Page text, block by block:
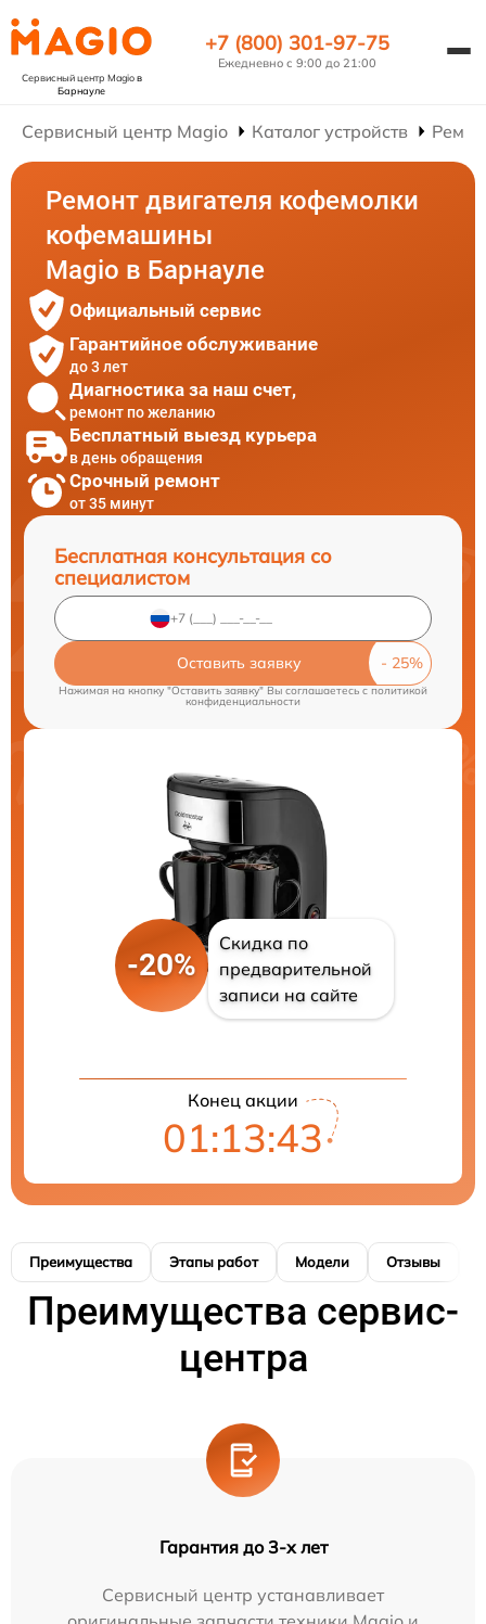
Сервисный центр Magioв
Барнауле
+7 (800) 301-97-75
Ежедневно с 9:00 до 21:00
Сервисный центр Magio Каталог устройств
Ремонт двигателя кофемолки
кофемашины
Magio в Барнауле
Официальный сервис
Гарантийное обслуживание
до 3 лет
Диагностика за наш счет,
ремонт по желанию
Бесплатный выезд курьера
в день обращения
Срочный ремонт
от 35 минут
Бесплатная консультация со
специалистом
Оставить заявку
Нажимая на кнопку "Оставить заявку" Вы соглашаетесь cполитикой
конфиденциальности
-20%
Скидка по
предварительной
записи на сайте
Конец акции
01:13:43
Преимущества Этапы работ Модели Отзывы
Преимущества сервис-
центра
Гарантия до 3-х лет
Сервисный центр устанавливает